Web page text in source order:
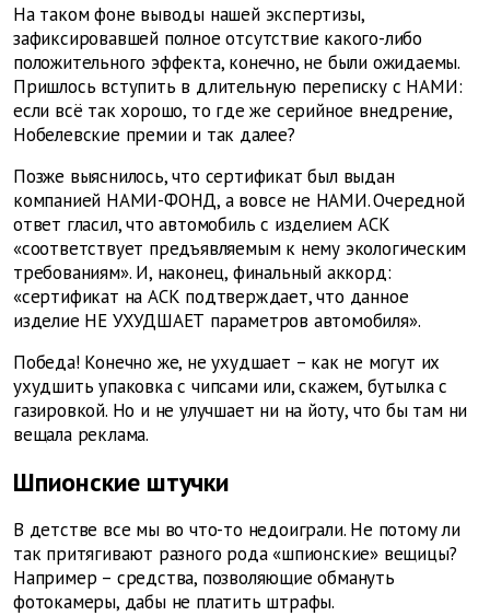
На таком фоне выводы нашей экспертизы,
зафиксировавшей полное отсутствие какого-либо
положительного эффекта, конечно, не были ожидаемы.
Пришлось вступить в длительную переписку с НАМИ:
если всё так хорошо, то где же серийное внедрение,
Нобелевские премии и так далее?
Позже выяснилось, что сертификат был выдан
компанией НАМИ-ФОНД, а вовсе не НАМИ. Очередной
ответ гласил, что автомобиль с изделием АСК
«соответствует предъявляемым к нему экологическим
требованиям». И, наконец, финальный аккорд:
«сертификат на АСК подтверждает, что данное
изделие НЕ УХУДШАЕТ параметров автомобиля».
Победа! Конечно же, не ухудшает – как не могут их
ухудшить упаковка с чипсами или, скажем, бутылка с
газировкой. Но и не улучшает ни на йоту, что бы там ни
вещала реклама.
Шпионские штучки
В детстве все мы во что-то недоиграли. Не потому ли
так притягивают разного рода «шпионские» вещицы?
Например – средства, позволяющие обмануть
фотокамеры, дабы не платить штрафы.